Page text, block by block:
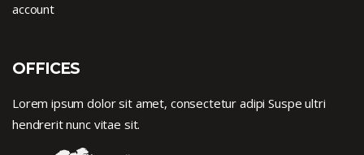
account
OFFICES
Lorem ipsum dolor sit amet, consectetur adipi Suspe ultri
hendrerit nunc vitae sit.